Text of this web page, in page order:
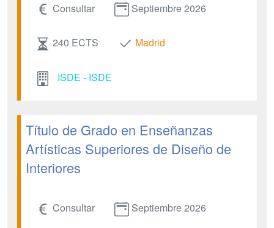
Consultar Septiembre 2026
240 ECTS Madrid
ISDE - ISDE
Título de Grado en Enseñanzas
Artísticas Superiores de Diseño de
Interiores
Consultar Septiembre 2026